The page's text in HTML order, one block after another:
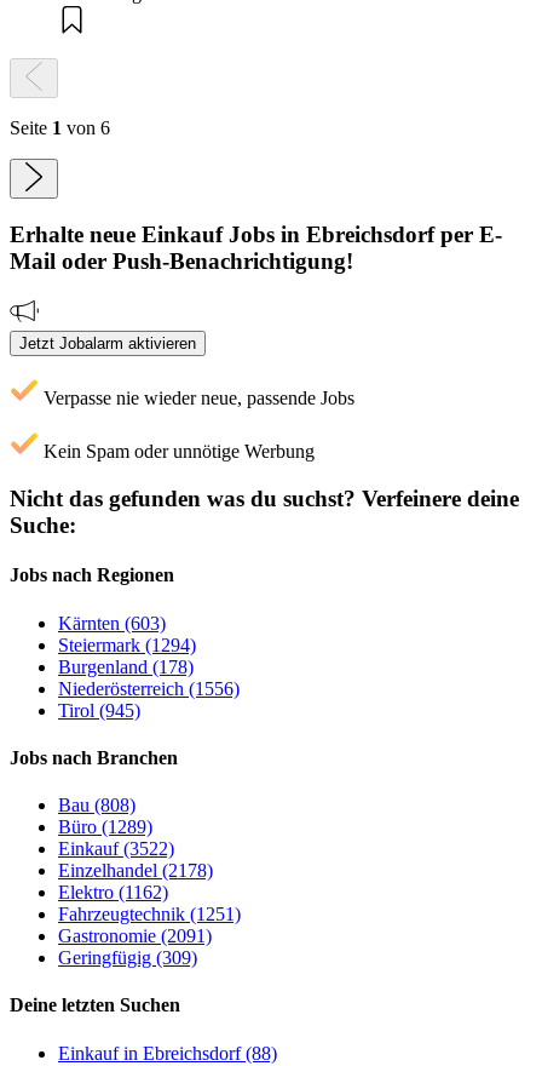
Seite 1 von 6
Erhalte neue EinkaufJobs in Ebreichsdorfper E-
Mail oder Push-Benachrichtigung!
Jetzt Jobalarm aktivieren
Verpasse nie wieder neue, passende Jobs
Kein Spam oder unnötige Werbung
Nicht das gefunden was du suchst? Verfeinere deine
Suche:
Jobs nach Regionen
Kärnten (603)
Steiermark (1294)
Burgenland (178)
Niederösterreich (1556)
Tirol (945)
Jobs nach Branchen
Bau (808)
Büro (1289)
Einkauf (3522)
Einzelhandel (2178)
Elektro (1162)
Fahrzeugtechnik (1251)
Gastronomie (2091)
Geringfügig (309)
Deine letzten Suchen
Einkauf in Ebreichsdorf (88)